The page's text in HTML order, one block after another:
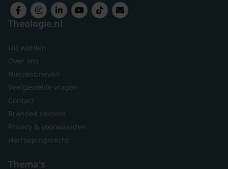
Theologie.nl
Lid worden
Over ons
Nieuwsbrieven
Veelgestelde vragen
Contact
Branded content
Privacy & voorwaarden
Herroepingsrecht
Thema's